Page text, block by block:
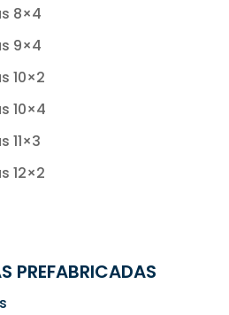
8×4
9×4
10×2
10×4
11×3
12×2
PREFABRICADAS